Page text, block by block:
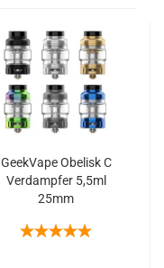
GeekVape Obelisk C
Verdampfer 5,5ml
25mm